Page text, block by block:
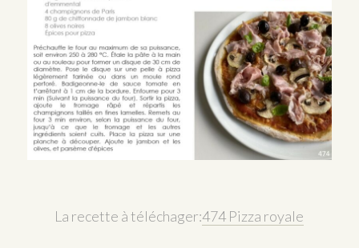
La recette à téléchager:474 Pizza royale